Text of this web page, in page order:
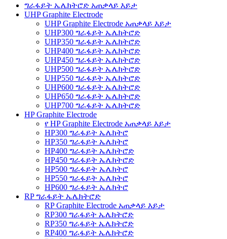
ግራፋይት ኤሌክትሮድ አጠቃላይ እይታ
UHP Graphite Electrode
UHP Graphite Electrode አጠቃላይ እይታ
UHP300 ግራፋይት ኤሌክትሮድ
UHP350 ግራፋይት ኤሌክትሮድ
UHP400 ግራፋይት ኤሌክትሮድ
UHP450 ግራፋይት ኤሌክትሮድ
UHP500 ግራፋይት ኤሌክትሮድ
UHP550 ግራፋይት ኤሌክትሮድ
UHP600 ግራፋይት ኤሌክትሮድ
UHP650 ግራፋይት ኤሌክትሮድ
UHP700 ግራፋይት ኤሌክትሮድ
HP Graphite Electrode
የ HP Graphite Electrode አጠቃላይ እይታ
HP300 ግራፋይት ኤሌክትሮ
HP350 ግራፋይት ኤሌክትሮ
HP400 ግራፋይት ኤሌክትሮድ
HP450 ግራፋይት ኤሌክትሮድ
HP500 ግራፋይት ኤሌክትሮ
HP550 ግራፋይት ኤሌክትሮ
HP600 ግራፋይት ኤሌክትሮ
RP ግራፋይት ኤሌክትሮድ
RP Graphite Electrode አጠቃላይ እይታ
RP300 ግራፋይት ኤሌክትሮድ
RP350 ግራፋይት ኤሌክትሮድ
RP400 ግራፋይት ኤሌክትሮድ